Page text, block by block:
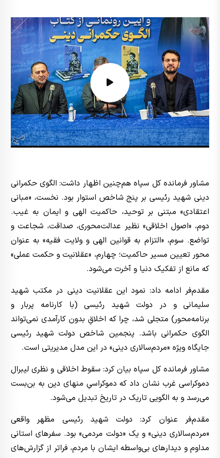
مشاور فرمانده کل سپاه هم‌چنین اظهار داشت: الگوی حکمرانی
دینی شهید رئیسی بر پنج شاخص استوار بود. نخست، «مبانی
اعتقادی» مبتنی بر توحید، حاکمیت الهی و ایمان به غیب.
دوم، «اصول اخلاقی» نظیر عدالت‌محوری، صداقت، شجاعت و
تواضع. سوم، «التزام به قوانین الهی و ولایت فقیه» به عنوان
محور تعیین مسیر حاکمیت؛ چهارم، «عقلانیت و حکمت عملی»
که مانع از تفکیک دنیا و آخرت می‌شود.
مقدم‌فر ادامه داد: نمود این عقلانیت دینی در مکتب شهید
سلیمانی و در دولت شهید رئیسی (با کارنامه پربار و
برنامه‌محور) متجلی شد، چرا که اخلاقِ بدون کارآمدی نمی‌تواند
الگوی حکمرانی باشد. پنجمین شاخص دولت شهید رئیسی
جایگاه ویژه «مردم‌سالاری دینی» در این مدل مدیریتی است.
مشاور فرمانده کل سپاه بیان کرد: سقوط اخلاقی و نظری لیبرال
دموکراسی غرب نشان داد که دموکراسیِ منهای دین به بن‌بست
می‌رسد و به الگویی تاریک در تاریخ تبدیل می‌شود.
مقدم‌فر عنوان کرد: دولت شهید رئیسی مظهر واقعی
«مردم‌سالاری دینی» و یک «دولت مردمی» بود. سفرهای استانی
مداوم و دیدارهای بی‌واسطه ایشان با مردم، فراتر از گزارش‌های